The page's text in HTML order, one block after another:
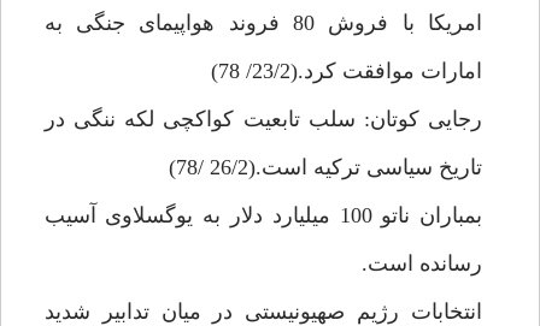
امريكا با فروش 80 فروند هواپيماى جنگى به
امارات موافقت كرد.(23/2/ 78)
رجايى كوتان: سلب تابعيت كواكچى لكه ننگى در
تاريخ سياسى تركيه است.(26/2 /78)
بمباران ناتو 100 ميليارد دلار به يوگسلاوى آسيب
رسانده است.
انتخابات رژيم صهيونيستى در ميان تدابير شديد